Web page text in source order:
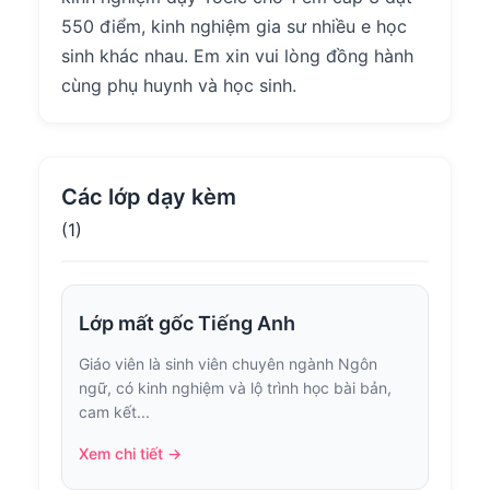
550 điểm, kinh nghiệm gia sư nhiều e học
sinh khác nhau. Em xin vui lòng đồng hành
cùng phụ huynh và học sinh.
Các lớp dạy kèm
(1)
Lớp mất gốc Tiếng Anh
Giáo viên là sinh viên chuyên ngành Ngôn
ngữ, có kinh nghiệm và lộ trình học bài bản,
cam kết...
Xem chi tiết →